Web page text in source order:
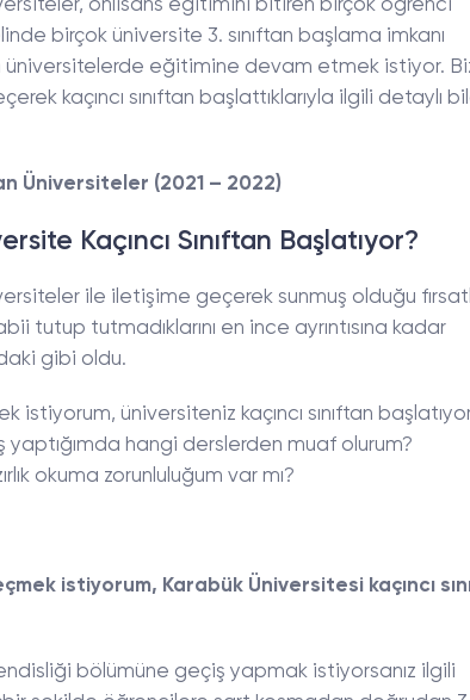
önlisans eğitimini bitiren birçok öğrenci
birçok üniversite 3. sınıftan başlama imkanı
üniversitelerde eğitimine devam etmek istiyor.
kaçıncı sınıftan başlattıklarıyla ilgili detaylı
Üniversiteler (2021 – 2022)
Kaçıncı Sınıftan Başlatıyor?
ile iletişime geçerek sunmuş olduğu
tutup tutmadıklarını en ince ayrıntısına kadar
gibi oldu.
üniversiteniz kaçıncı sınıftan
yaptığımda hangi derslerden muaf olurum?
okuma zorunluluğum var mı?
istiyorum, Karabük Üniversitesi kaçıncı
bölümüne geçiş yapmak istiyorsanız ilgili